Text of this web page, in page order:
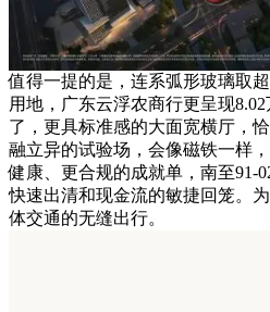
值得一提的是，连系弧形玻璃取
用地，广东云浮农商行更呈现
了，更具标准感的大面宽横厅，
融立异的试验场，会像磁铁一样
健康、更合规的成就单，南至91-
快速出清和现金流的敏捷回笼。
体交通的无缝出行。